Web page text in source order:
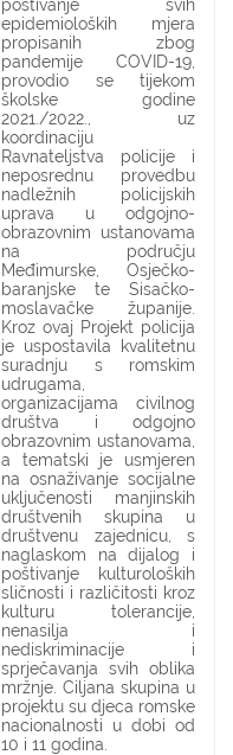
poštivanje svih
epidemioloških mjera
propisanih zbog
pandemije COVID-19,
provodio se tijekom
školske godine
2021./2022., uz
koordinaciju
Ravnateljstva policije i
neposrednu provedbu
nadležnih policijskih
uprava u odgojno-
obrazovnim ustanovama
na području
Međimurske, Osječko-
baranjske te Sisačko-
moslavačke županije.
Kroz ovaj Projekt policija
je uspostavila kvalitetnu
suradnju s romskim
udrugama,
organizacijama civilnog
društva i odgojno
obrazovnim ustanovama,
a tematski je usmjeren
na osnaživanje socijalne
uključenosti manjinskih
društvenih skupina u
društvenu zajednicu, s
naglaskom na dijalog i
poštivanje kulturoloških
sličnosti i različitosti kroz
kulturu tolerancije,
nenasilja i
nediskriminacije i
sprječavanja svih oblika
mržnje. Ciljana skupina u
projektu su djeca romske
nacionalnosti u dobi od
10 i 11 godina.